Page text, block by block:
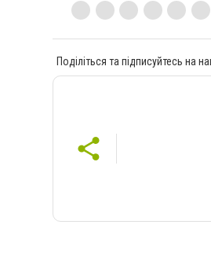
Поділіться та підписуйтесь на